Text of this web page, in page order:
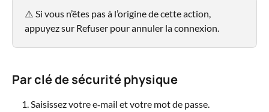
⚠️ Si vous n’êtes pas à l’origine de cette action,
appuyez sur Refuser pour annuler la connexion.
Par clé de sécurité physique
Saisissez votre e‑mail et votre mot de passe.